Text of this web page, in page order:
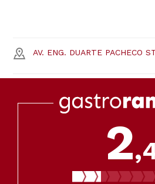
AV. ENG. DUARTE PACHECO
2